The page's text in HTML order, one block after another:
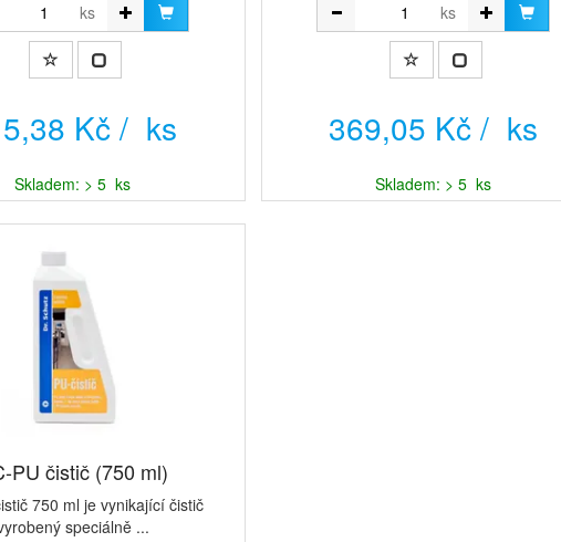
ks
Kč / ks
Skladem: > 5 ks
ks
369,05 Kč / ks
Skladem: > 5 ks
PU čistič (750 ml)
750 ml je vynikající čistič
speciálně ...